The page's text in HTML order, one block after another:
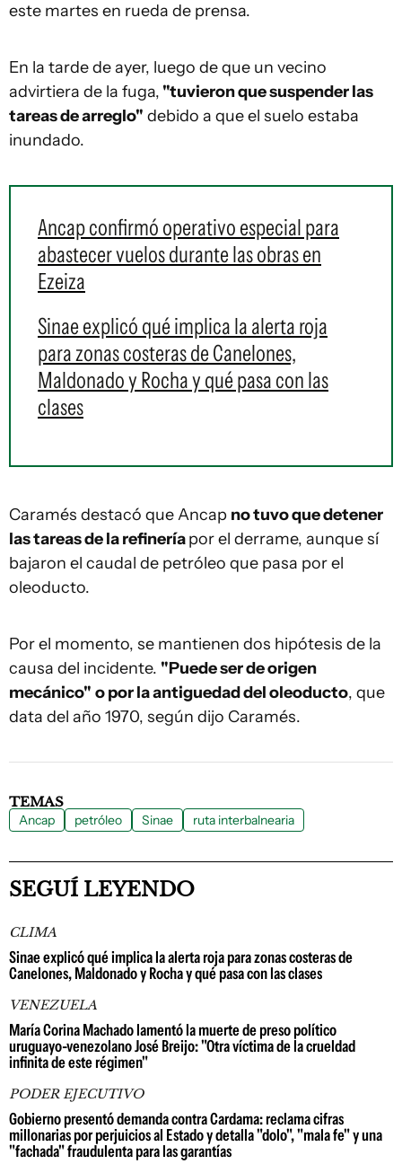
este martes en rueda de prensa.
En la tarde de ayer, luego de que un vecino
advirtiera de la fuga, "tuvieron que suspender las
tareas de arreglo" debido a que el suelo estaba
inundado.
Ancap confirmó operativo especial para
abastecer vuelos durante las obras en
Ezeiza
Sinae explicó qué implica la alerta roja
para zonas costeras de Canelones,
Maldonado y Rocha y qué pasa con las
clases
Caramés destacó que Ancap no tuvo que detener
las tareas de la refineríapor el derrame, aunque sí
bajaron el caudal de petróleo que pasa por el
oleoducto.
Por el momento, se mantienen dos hipótesis de la
causa del incidente. "Puede ser de origen
mecánico" o por la antiguedad del oleoducto, que
data del año 1970, según dijo Caramés.
TEMAS
Ancap petróleo Sinae ruta interbalnearia
SEGUÍ LEYENDO
CLIMA
Sinae explicó qué implica la alerta roja para zonas costeras de
Canelones, Maldonado y Rocha y qué pasa con las clases
VENEZUELA
María Corina Machado lamentó la muerte de preso político
uruguayo-venezolano José Breijo: "Otra víctima de la crueldad
infinita de este régimen"
PODER EJECUTIVO
Gobierno presentó demanda contra Cardama: reclama cifras
millonarias por perjuicios al Estado y detalla "dolo", "mala fe" y una
"fachada" fraudulenta para las garantías